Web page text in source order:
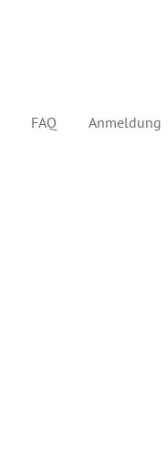
FAQ Anmeldung